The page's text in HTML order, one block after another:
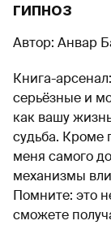
гипноз
Автор: Анвар
Книга-
серьёзные и
как вашу
судьба. Кроме
меня самого
механизмы
Помните: это
сможете